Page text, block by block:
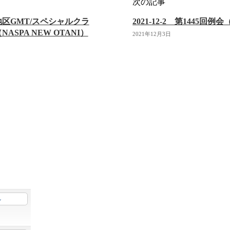
GMT/スペシャルクラ
NEW OTANI）
2021-12-2 第1445回例会
2021年12月3日